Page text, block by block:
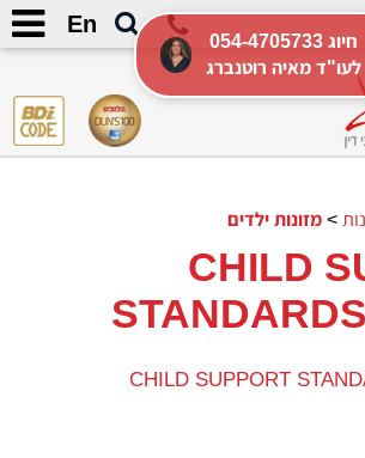
En
>מזונות ילדים
CHILD
054-4705733 חיוג
לעו"ד מאיה רוטנברג